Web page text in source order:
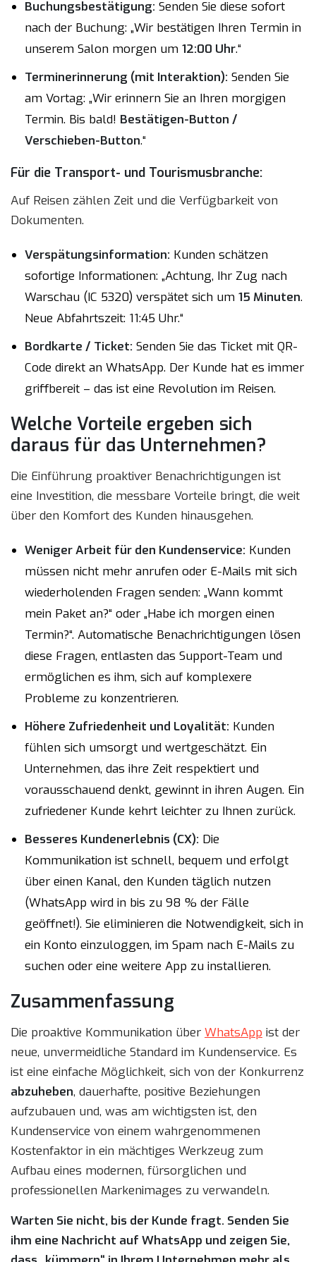
Buchungsbestätigung: Senden Sie diese sofort
nach der Buchung: „Wir bestätigen Ihren Termin in
unserem Salon morgen um 12:00 Uhr.“
Terminerinnerung (mit Interaktion): Senden Sie
am Vortag: „Wir erinnern Sie an Ihren morgigen
Termin. Bis bald! Bestätigen-Button /
Verschieben-Button.“
Für die Transport- und Tourismusbranche:
Auf Reisen zählen Zeit und die Verfügbarkeit von
Dokumenten.
Verspätungsinformation: Kunden schätzen
sofortige Informationen: „Achtung, Ihr Zug nach
Warschau (IC 5320) verspätet sich um 15 Minuten.
Neue Abfahrtszeit: 11:45 Uhr.“
Bordkarte / Ticket: Senden Sie das Ticket mit QR-
Code direkt an WhatsApp. Der Kunde hat es immer
griffbereit – das ist eine Revolution im Reisen.
Welche Vorteile ergeben sich
daraus für das Unternehmen?
Die Einführung proaktiver Benachrichtigungen ist
eine Investition, die messbare Vorteile bringt, die weit
über den Komfort des Kunden hinausgehen.
Weniger Arbeit für den Kundenservice: Kunden
müssen nicht mehr anrufen oder E-Mails mit sich
wiederholenden Fragen senden: „Wann kommt
mein Paket an?“ oder „Habe ich morgen einen
Termin?“. Automatische Benachrichtigungen lösen
diese Fragen, entlasten das Support-Team und
ermöglichen es ihm, sich auf komplexere
Probleme zu konzentrieren.
Höhere Zufriedenheit und Loyalität: Kunden
fühlen sich umsorgt und wertgeschätzt. Ein
Unternehmen, das ihre Zeit respektiert und
vorausschauend denkt, gewinnt in ihren Augen. Ein
zufriedener Kunde kehrt leichter zu Ihnen zurück.
Besseres Kundenerlebnis (CX): Die
Kommunikation ist schnell, bequem und erfolgt
über einen Kanal, den Kunden täglich nutzen
(WhatsApp wird in bis zu 98 % der Fälle
geöffnet!). Sie eliminieren die Notwendigkeit, sich in
ein Konto einzuloggen, im Spam nach E-Mails zu
suchen oder eine weitere App zu installieren.
Zusammenfassung
Die proaktive Kommunikation über WhatsApp ist der
neue, unvermeidliche Standard im Kundenservice. Es
ist eine einfache Möglichkeit, sich von der Konkurrenz
abzuheben, dauerhafte, positive Beziehungen
aufzubauen und, was am wichtigsten ist, den
Kundenservice von einem wahrgenommenen
Kostenfaktor in ein mächtiges Werkzeug zum
Aufbau eines modernen, fürsorglichen und
professionellen Markenimages zu verwandeln.
Warten Sie nicht, bis der Kunde fragt. Senden Sie
ihm eine Nachricht auf WhatsApp und zeigen Sie,